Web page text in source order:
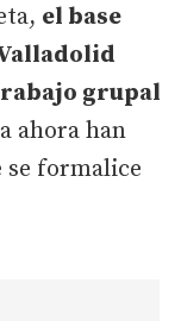
el base
grupal
ahora han
se formalice